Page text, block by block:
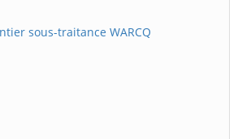
sous-traitance WARCQ